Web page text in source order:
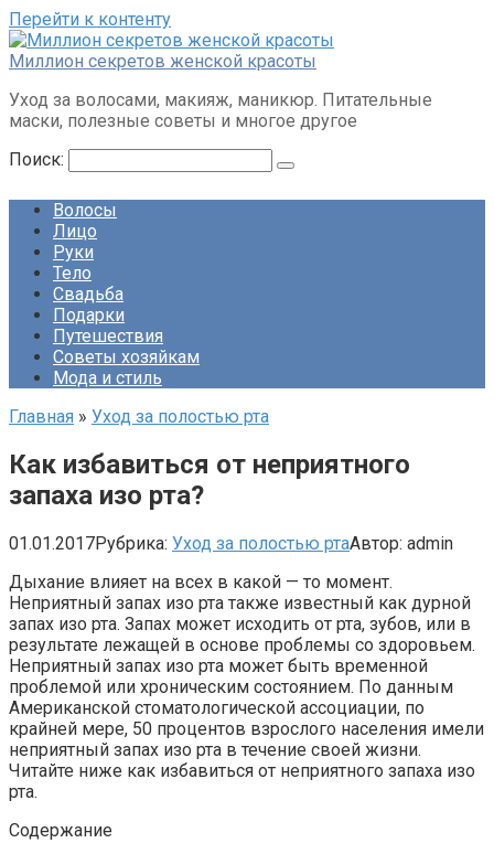
Перейти к контенту
Миллион секретов женской красоты
Уход за волосами, макияж, маникюр. Питательные
маски, полезные советы и многое другое
Поиск:
Волосы
Лицо
Руки
Тело
Свадьба
Подарки
Путешествия
Советы хозяйкам
Мода и стиль
Главная » Уход за полостью рта
Как избавиться от неприятного
запаха изо рта?
01.01.2017Рубрика: Уход за полостью ртаАвтор: admin
Дыхание влияет на всех в какой — то момент.
Неприятный запах изо рта также известный как дурной
запах изо рта. Запах может исходить от рта, зубов, или в
результате лежащей в основе проблемы со здоровьем.
Неприятный запах изо рта может быть временной
проблемой или хроническим состоянием. По данным
Американской стоматологической ассоциации, по
крайней мере, 50 процентов взрослого населения имели
неприятный запах изо рта в течение своей жизни.
Читайте ниже как избавиться от неприятного запаха изо
рта.
Содержание